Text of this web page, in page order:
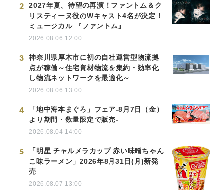
2
2027年夏、待望の再演！ファントム＆ク
リスティーヌ役のWキャスト4名が決定！
ミュージカル 『ファントム』
2026.08.06 12:00
3
神奈川県厚木市に初の自社運営型物流拠
点が稼働～住宅資材物流を集約・効率化
し物流ネットワークを最適化～
2026.08.06 13:00
4
「地中海本まぐろ」フェア-8月7日（金）
より期間・数量限定で販売-
2026.08.04 14:00
5
「明星 チャルメラカップ 赤い味噌ちゃん
こ味ラーメン」2026年8月31日(月)新発
売
2026.08.07 13:00